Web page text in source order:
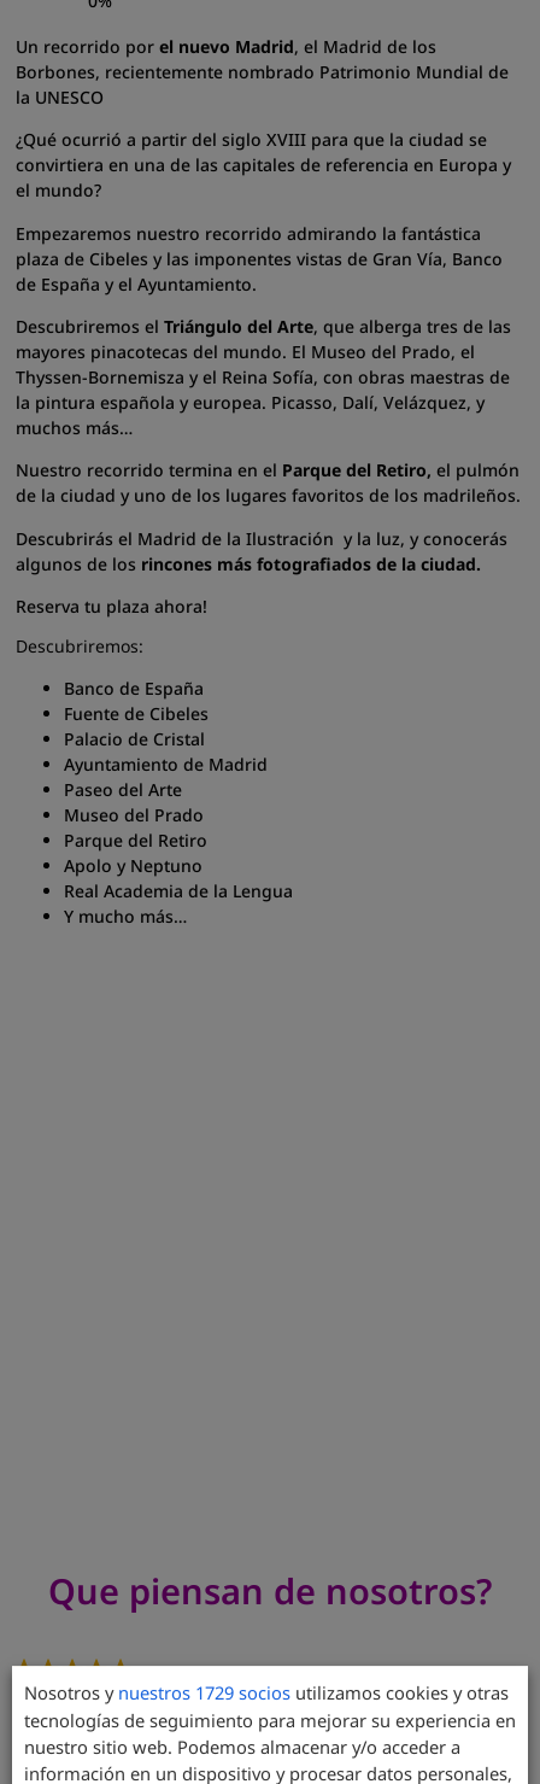
Un recorrido porel nuevo Madrid, el Madrid de los
Borbones, recientemente nombrado Patrimonio Mundial de
la UNESCO
¿Qué ocurrió a partir del siglo XVIII para que la ciudad se
convirtiera en una de las capitales de referencia en Europa y
el mundo?
Empezaremos nuestro recorrido admirando la fantástica
plaza de Cibeles y las imponentes vistas de Gran Vía, Banco
de España y el Ayuntamiento.
Descubriremos elTriángulo del Arte, que alberga tres de las
mayores pinacotecas del mundo. El Museo del Prado, el
Thyssen-Bornemisza y el Reina Sofía, con obras maestras de
la pintura española y europea. Picasso, Dalí, Velázquez, y
muchos más…
Nuestro recorrido termina en el Parque del Retiro, el pulmón
de la ciudad y uno de los lugares favoritos de los madrileños.
Descubrirás el Madrid de la Ilustración y la luz, y conocerás
algunos de los rincones más fotografiados de la ciudad.
Reserva tu plaza ahora!
Descubriremos:
Banco de España
Fuente de Cibeles
Palacio de Cristal
Ayuntamiento de Madrid
Paseo del Arte
Museo del Prado
Parque del Retiro
Apolo y Neptuno
Real Academia de la Lengua
Y mucho más…
Que piensan de nosotros?
Hicimos el Free tour en enero del 2025. El Guía fue
estupendo. Guía formado y simpático. Aprendimos la
historia de Madrid entre risas. Nos dieron
Nosotros y nuestros 1729 socios utilizamos cookies y otras
tecnologías de seguimiento para mejorar su experiencia en
nuestro sitio web. Podemos almacenar y/o acceder a
información en un dispositivo y procesar datos personales,